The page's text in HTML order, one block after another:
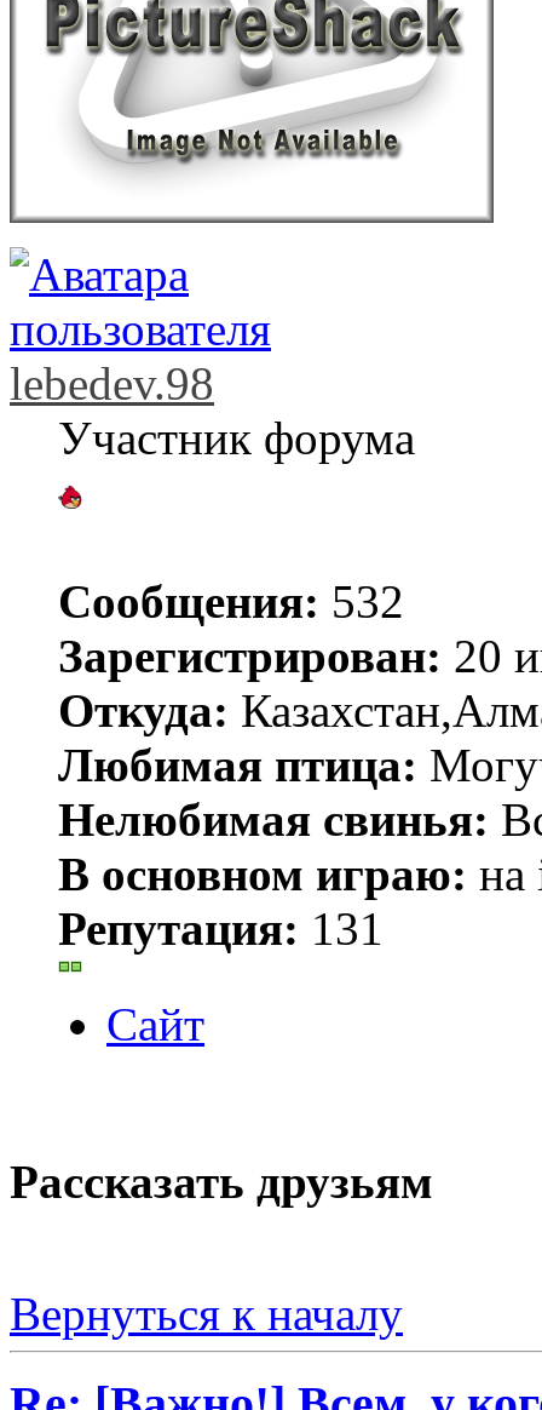
lebedev.98
Участник форума
Сообщения: 532
Зарегистрирован: 20
Откуда:
Любимая птица:
Нелюбимая свинья:
В основном играю: на
Репутация: 131
Сайт
Рассказать друзьям
Вернуться к началу